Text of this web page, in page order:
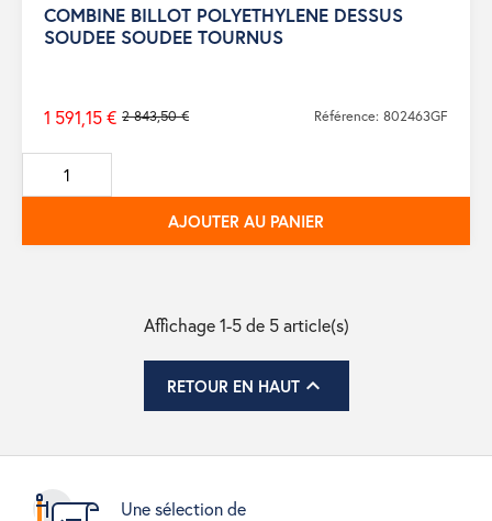
COMBINE BILLOT POLYETHYLENE DESSUS
SOUDEE SOUDEE TOURNUS
Prix
de
base
2 843,50 €
1 591,15 € Référence: 802463GF
AJOUTER AU PANIER
Affichage 1-5 de 5 article(s)
RETOUR EN HAUT
Une sélection de